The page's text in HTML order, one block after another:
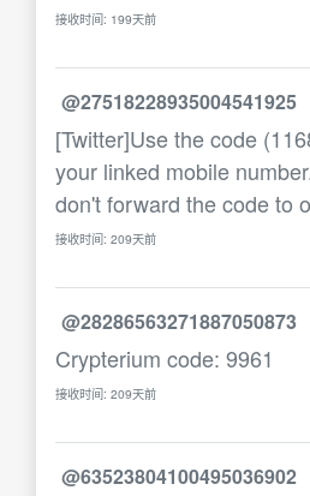
接收时间: 199天前
@27518228935004541925
[Twitter]Use the code
your linked mobile
don't forward the code to
接收时间: 209天前
@28286563271887050873
Crypterium code: 9961
接收时间: 209天前
@63523804100495036902